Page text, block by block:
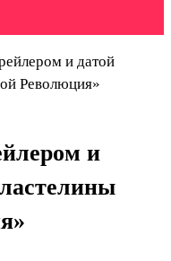
и датой
Революция»
и